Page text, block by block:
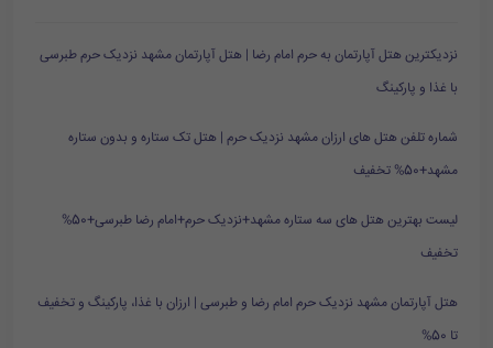
نزدیکترین هتل آپارتمان به حرم امام رضا | هتل آپارتمان مشهد نزدیک حرم طبرسی
با غذا و پارکینگ
شماره تلفن هتل های ارزان مشهد نزدیک حرم | هتل تک ستاره و بدون ستاره
مشهد+50% تخفیف
لیست بهترین هتل های سه ستاره مشهد+نزدیک حرم+امام رضا طبرسی+50%
تخفیف
هتل آپارتمان مشهد نزدیک حرم امام رضا و طبرسی | ارزان با غذا، پارکینگ و تخفیف
تا 50%